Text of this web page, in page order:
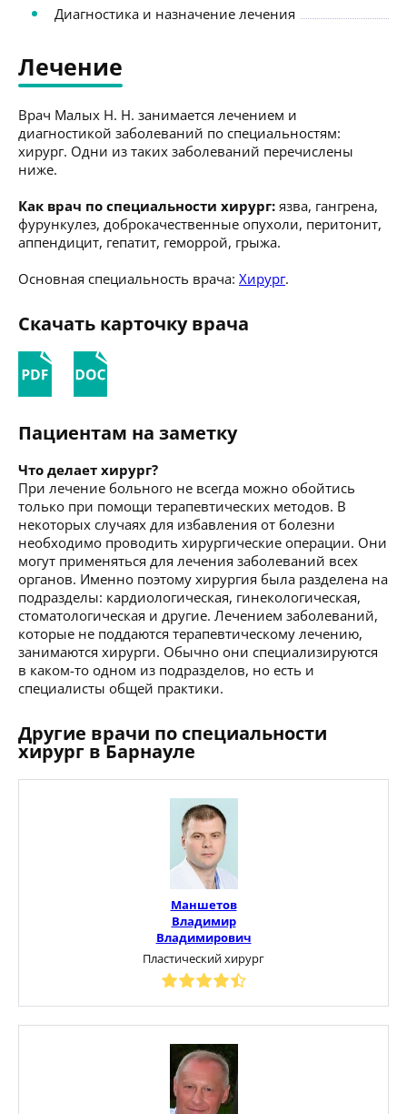
Диагностика и назначение лечения
Лечение
Врач Малых Н. Н. занимается лечением и
диагностикой заболеваний по специальностям:
хирург. Одни из таких заболеваний перечислены
ниже.
Как врач по специальности хирург: язва, гангрена,
фурункулез, доброкачественные опухоли, перитонит,
аппендицит, гепатит, геморрой, грыжа.
Основная специальность врача: Хирург.
Скачать карточку врача
Пациентам на заметку
Что делает хирург?
При лечение больного не всегда можно обойтись
только при помощи терапевтических методов. В
некоторых случаях для избавления от болезни
необходимо проводить хирургические операции. Они
могут применяться для лечения заболеваний всех
органов. Именно поэтому хирургия была разделена на
подразделы: кардиологическая, гинекологическая,
стоматологическая и другие. Лечением заболеваний,
которые не поддаются терапевтическому лечению,
занимаются хирурги. Обычно они специализируются
в каком-то одном из подразделов, но есть и
специалисты общей практики.
Другие врачи по специальности
хирург в Барнауле
Маншетов
Владимир
Владимирович
Пластический хирург